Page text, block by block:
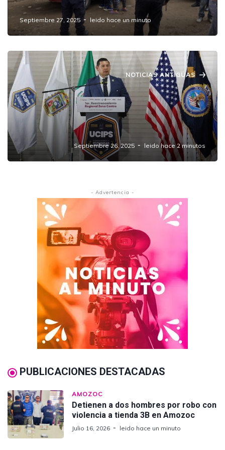
Sana a Casa
Septiembre 27, 2025 leido hace un minuto
NOTICIAS ANTIGUAS
Inauguración del Primer Reentrenamiento
Regional del FBI Capítulo México en
Amozoc: Un Paso Hacia la
Profesionalización Policial en Puebla
Septiembre 26, 2025 leido hace 2 minutos
- Advertencia -
PUBLICACIONES DESTACADAS
AMOZOC
Detienen a dos hombres por robo con
violencia a tienda 3B en Amozoc
Julio 16, 2026 leido hace un minuto